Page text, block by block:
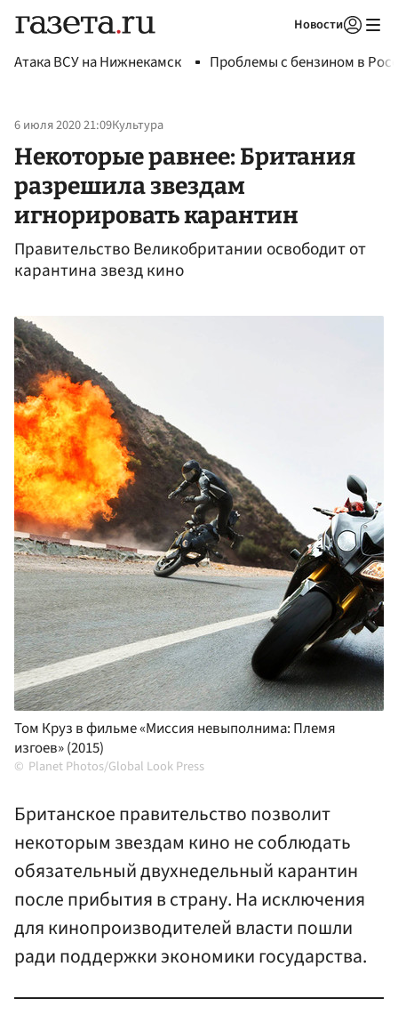
Новости
Атака ВСУ на Нижнекамск Проблемы с бензином в
6 июля 2020 21:09Культура
Некоторые равнее: Британия
разрешила звездам
игнорировать карантин
Правительство Великобритании освободит от
карантина звезд кино
Том Круз в фильме «Миссия невыполнима: Племя
изгоев» (2015)
Planet Photos/Global Look Press
Британское правительство позволит
некоторым звездам кино не соблюдать
обязательный двухнедельный карантин
после прибытия в страну. На исключения
для кинопроизводителей власти пошли
ради поддержки экономики государства.